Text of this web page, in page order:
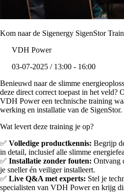
Kom naar de Sigenergy SigenStor
VDH Power
03-07-2025 / 13:00 - 16:00
Benieuwd naar de slimme
deze direct correct toepast in het veld?
VDH Power een technische training
werking en installatie van de SigenStor.
Wat levert deze training je op?
✅ Volledige productkennis: Begrijp
in detail, inclusief alle slimme
✅ Installatie zonder fouten: Ontvang
je sneller én veiliger installeert.
✅ Live Q&A met experts: Stel je
specialisten van VDH Power en krijg